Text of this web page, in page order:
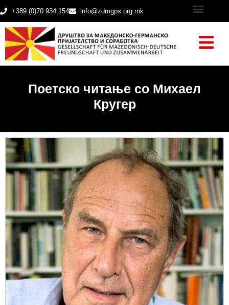
+389 (0)70 934 154 info@zdmgps.org.mk
Поетско читање со Михаел
Кругер